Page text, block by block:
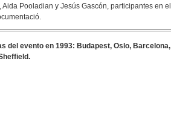
Pooladian y Jesús Gascón, participantes en el
del evento en 1993: Budapest, Oslo, Barcelona,